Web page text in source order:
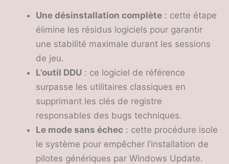
Une désinstallation complète : cette étape
élimine les résidus logiciels pour garantir
une stabilité maximale durant les sessions
de jeu.
L’outil DDU : ce logiciel de référence
surpasse les utilitaires classiques en
supprimant les clés de registre
responsables des bugs techniques.
Le mode sans échec : cette procédure isole
le système pour empêcher l’installation de
pilotes génériques par Windows Update.